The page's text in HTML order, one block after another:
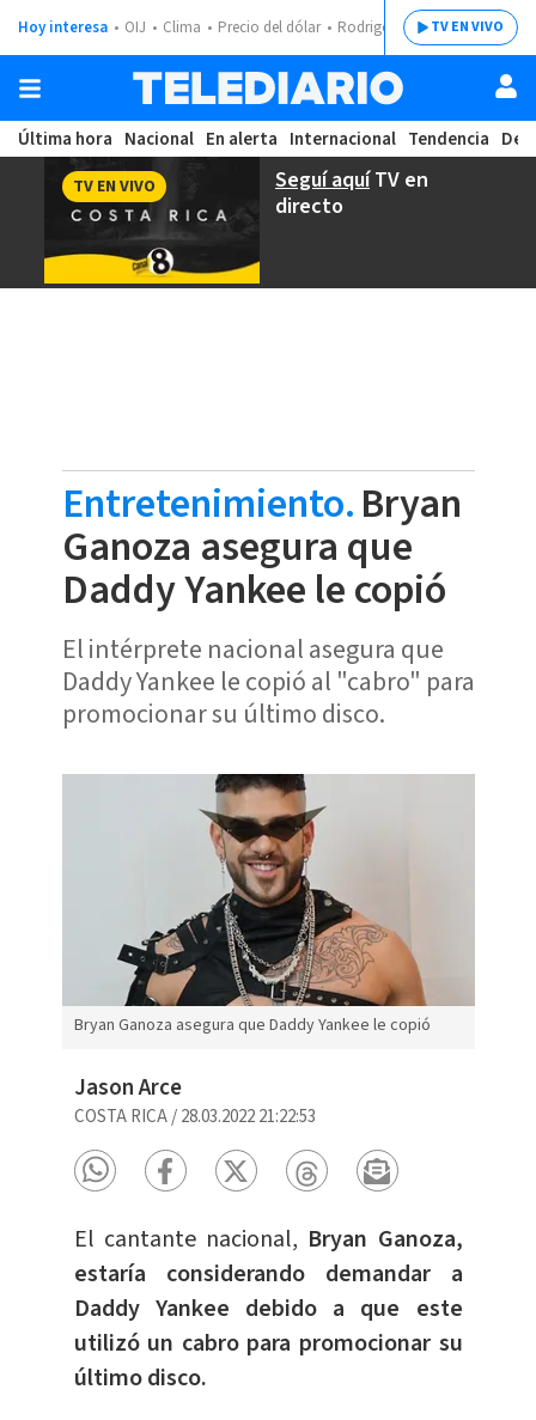
Hoy interesa OIJ Clima Precio del dólar Rodrigo ChavesTV EN VIVO
Última hora Nacional En alerta Internacional Tendencia
Seguí aquíTV en
directo
TV EN VIVO
Entretenimiento.Bryan
Ganoza asegura que
Daddy Yankee le copió
El intérprete nacional asegura que
Daddy Yankee le copió al "cabro" para
promocionar su último disco.
Bryan Ganoza asegura que Daddy Yankee le copió
Jason Arce
COSTA RICA/28.03.2022 21:22:53
El cantante nacional, Bryan Ganoza,
estaría considerando demandar a
Daddy Yankee debido a que este
utilizó un cabro para promocionar su
último disco.